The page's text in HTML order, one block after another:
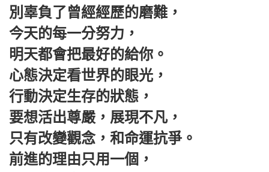
別辜負了曾經經歷的磨難，
今天的每一分努力，
明天都會把最好的給你。
心態決定看世界的眼光，
行動決定生存的狀態，
要想活出尊嚴，展現不凡，
只有改變觀念，和命運抗爭。
前進的理由只用一個，